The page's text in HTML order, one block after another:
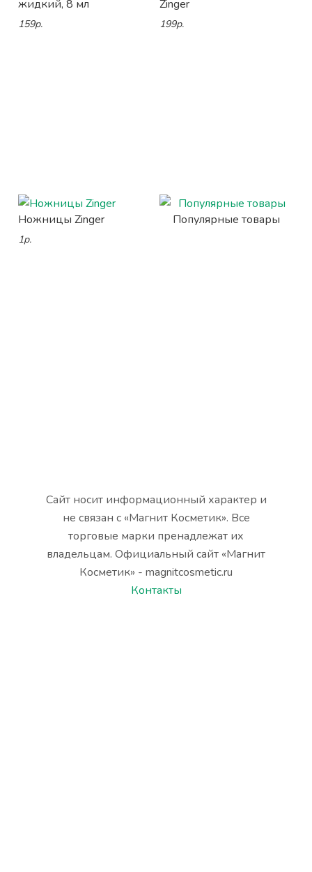
жидкий, 8 мл
159р.
Zinger
199р.
Ножницы Zinger
1р.
Популярные товары
Сайт носит информационный характер и
не связан с «Магнит Косметик». Все
торговые марки пренадлежат их
владельцам. Официальный сайт «Магнит
Косметик» - magnitcosmetic.ru
Контакты